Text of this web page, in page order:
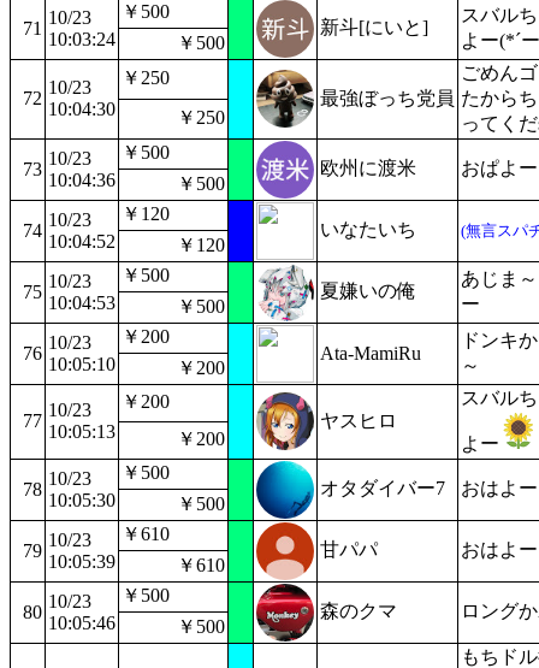
71
10/23
10:03:24
￥500
新斗[にいと]
スバル
よー(*´
￥500
72
10/23
10:04:30
￥250
最強ぼっち党員
ごめん
たから
ってくだ
￥250
73
10/23
10:04:36
￥500
欧州に渡米 おぱよー
￥500
74
10/23
10:04:52
￥120
いなたいち (無言スパ
￥120
75
10/23
10:04:53
￥500
夏嫌いの俺
あじま
ー
￥500
76
10/23
10:05:10
￥200
Ata-MamiRu
ドンキ
～
￥200
77
10/23
10:05:13
￥200
ヤスヒロ
スバル
よー
￥200
78
10/23
10:05:30
￥500
オタダイバー7 おはよ
￥500
79
10/23
10:05:39
￥610
甘パパ おはよ
￥610
80
10/23
10:05:46
￥500
森のクマ ロング
￥500
もちド